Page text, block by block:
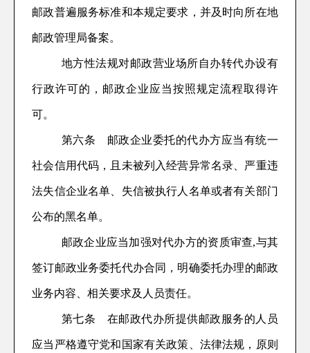
邮政普遍服务标准和本规定要求， 并及时向所在地
邮政管理局备案。
地方性法规对邮政营业场所自办转代办设有
行政许可的，邮政企业应当按照规定流程取得许
可。
第六条 邮政企业委托的代办方应当有统一
社会信用代码，且未被列入经营异常名录、严重违
法失信企业名单、失信被执行人名单或者有关部门
公布的黑名单。
邮政企业应当加强对代办方的资质审查,与其
签订邮政业务委托代办合同，明确委托办理的邮政
业务内容 、相关要求及人员责任。
第七条 在邮政代办所提供邮政 服务的人员
应当严格遵守党和国家有关政策 法律法规， 原则